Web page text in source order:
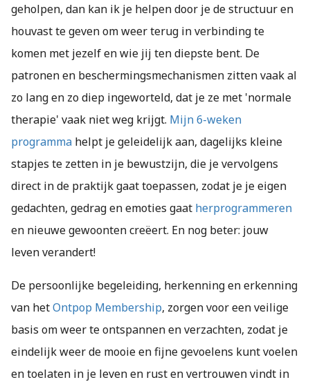
geholpen, dan kan ik je helpen door je de structuur en
houvast te geven om weer terug in verbinding te
komen met jezelf en wie jij ten diepste bent. De
patronen en beschermingsmechanismen zitten vaak al
zo lang en zo diep ingeworteld, dat je ze met 'normale
therapie' vaak niet weg krijgt. Mijn 6-weken
programma helpt je geleidelijk aan, dagelijks kleine
stapjes te zetten in je bewustzijn, die je vervolgens
direct in de praktijk gaat toepassen, zodat je je eigen
gedachten, gedrag en emoties gaat herprogrammeren
en nieuwe gewoonten creëert. En nog beter: jouw
leven verandert!
De persoonlijke begeleiding, herkenning en erkenning
van hetOntpop Membership, zorgen voor een veilige
basis om weer te ontspannen en verzachten, zodat je
eindelijk weer de mooie en fijne gevoelens kunt voelen
en toelaten in je leven en rust en vertrouwen vindt in